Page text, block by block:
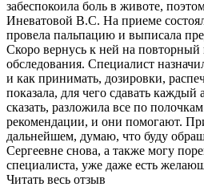
забеспокоила боль в животе,
Иневатовой В.С. На приеме
провела пальпацию и выписала
Скоро вернусь к ней на повторный
обследования. Специалист
и как принимать, дозировки,
показала, для чего сдавать каждый
сказать, разложила все по
рекомендации, и они помогают.
дальнейшем, думаю, что буду
Сергеевне снова, а также могу
специалиста, уже даже есть
Читать весь отзыв